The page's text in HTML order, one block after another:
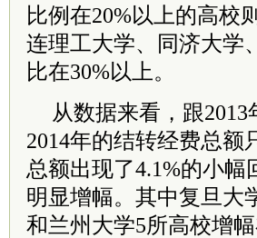
比例在20%以上的高校
连理工大学、同济大学
比在30%以上。
从数据来看，跟
2014年的结转经费总额
总额出现了4.1%的小幅
明显增幅。其中复旦大
和兰州大学5所高校增